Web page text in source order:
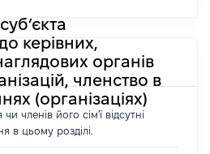
керівних,
органів
членство в
(організаціях)
членів його сім'ї відсутні
в цьому розділі.